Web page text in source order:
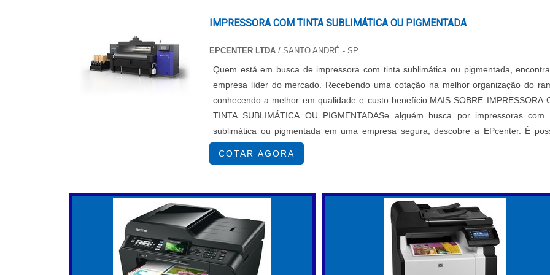
venda aumenta, especialmente quando as impressões saem somente em tons que reforçam a
marca. O design gráfico é crucial na criação de etiquetas impactantes; etiquetas bem projetadas
informações de maneira clara e atraente, resultando em um excelente custo benefício. Além disso,
coloridas podem ajudar na fidelização dos clientes, pois uma apresentação visual agradável
identidade da marca.
As impressoras coloridas são versáteis, atendendo tanto pequenas quanto grandes empresas. Elas podem
usadas em marketing e branding, criando etiquetas personalizadas que conectam produtos a
específicas. Para utilização de impressões nítidas, a flexibilidade de impressão permite que as empresas
etiquetas em diversos tamanhos e formatos, garantindo a qualidade para usuários exigentes. A
das impressoras também se estende a setores como saúde, educação e comércio, onde a identificação
eficaz é imprescindível.
EFICIÊNCIA DE PRODUÇÃO
A automação na impressão de etiquetas pode aumentar a eficiência operacional, especialmente
IMPRESSORA COM TINTA SUBLIMÁTICA OU PIGMENTADA
EPCENTER LTDA / SANTO ANDRÉ - SP
Quem está em busca de impressora com tinta sublimática ou pigmentada,
empresa líder do mercado. Recebendo uma cotação na melhor organização do
conhecendo a melhor em qualidade e custo benefício.MAIS SOBRE IMPRESSORA
TINTA SUBLIMÁTICA OU PIGMENTADASe alguém busca por impressoras com
sublimática ou pigmentada em uma empresa segura, descobre a EPcenter. É
encontrar impressoras têxteis e impressoras so...
COTAR AGORA